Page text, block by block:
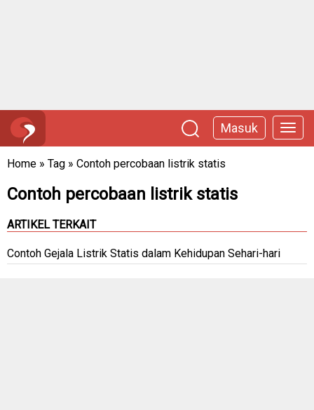
Masuk
Home » Tag » Contoh percobaan listrik statis
Contoh percobaan listrik statis
ARTIKEL TERKAIT
Contoh Gejala Listrik Statis dalam Kehidupan Sehari-hari